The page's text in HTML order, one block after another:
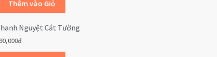
Nguyệt Cát Tường